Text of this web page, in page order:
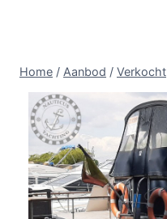
Home / Aanbod / Verkocht